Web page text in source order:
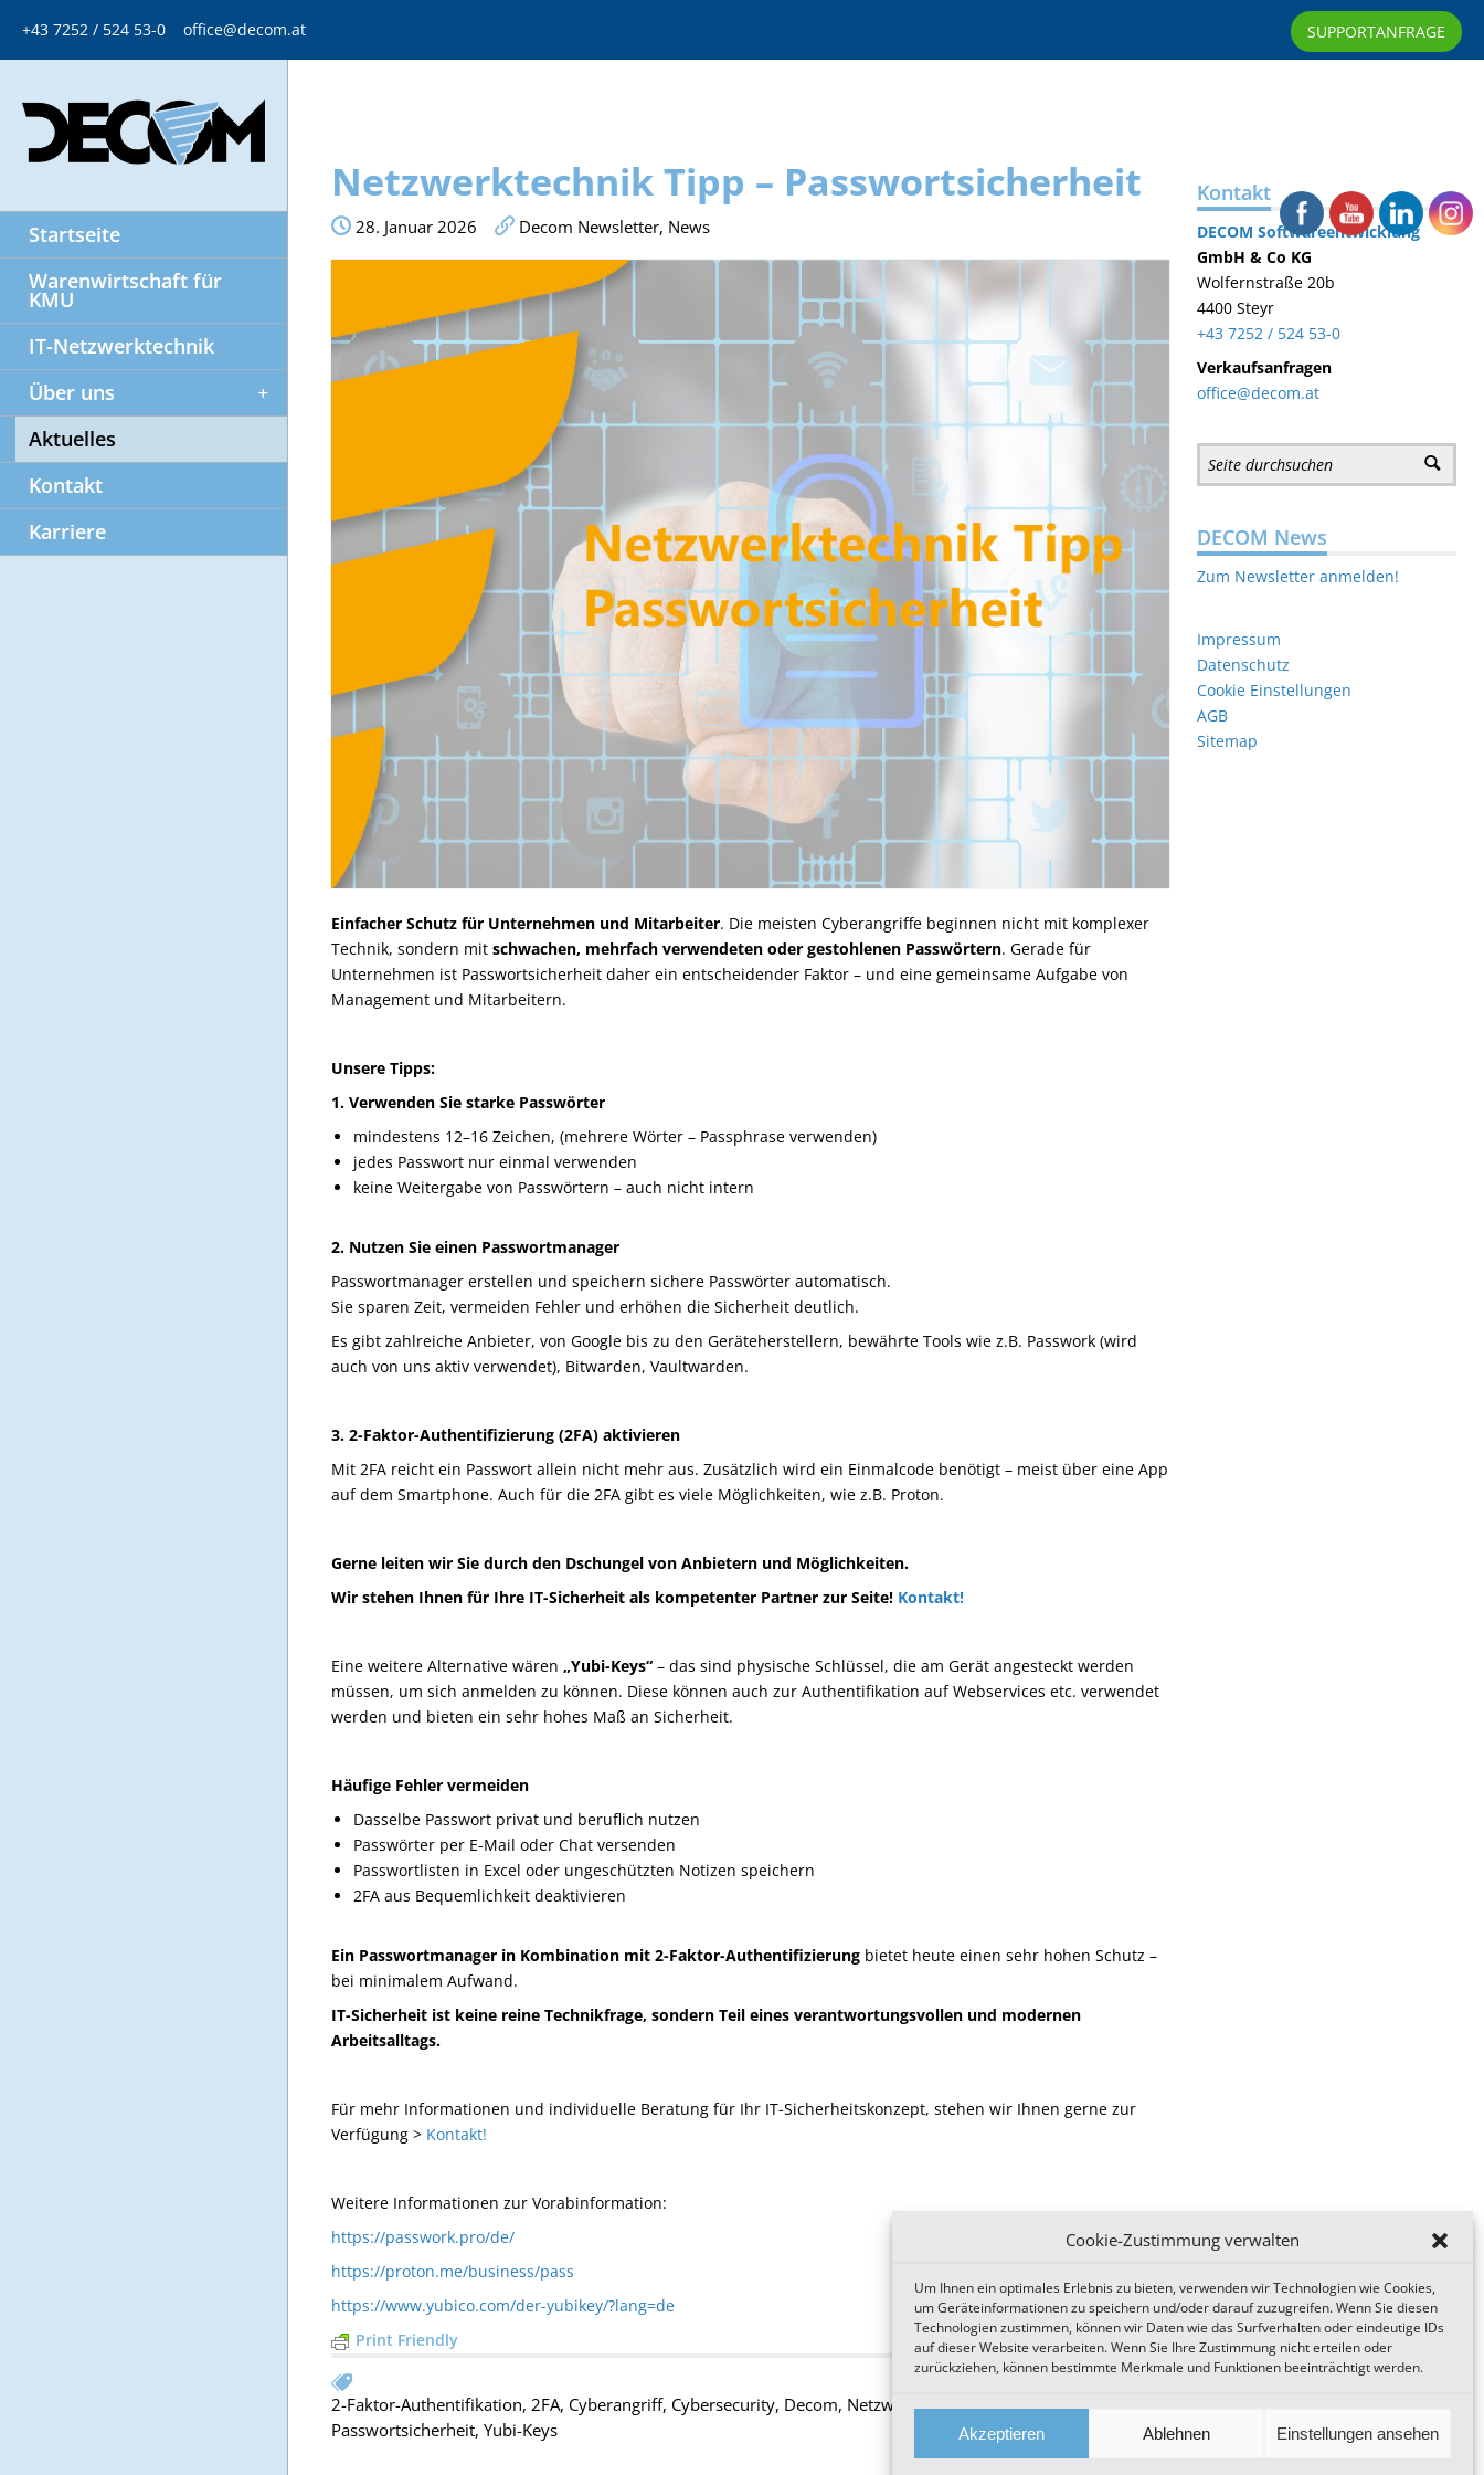
Cookie-Zustimmung verwalten
Um Ihnen ein optimales Erlebnis zu bieten, verwenden wir Technologien wie Cookies,
um Geräteinformationen zu speichern und/oder darauf zuzugreifen. Wenn Sie diesen
Technologien zustimmen, können wir Daten wie das Surfverhalten oder eindeutige IDs
auf dieser Website verarbeiten. Wenn Sie Ihre Zustimmung nicht erteilen oder
zurückziehen, können bestimmte Merkmale und Funktionen beeinträchtigt werden.
Akzeptieren Ablehnen Einstellungen ansehen
+43 7252 / 524 53-0 office@decom.at SUPPORTANFRAGE
Startseite
Warenwirtschaft für
KMU
IT-Netzwerktechnik
Über uns
Aktuelles
Kontakt
Karriere
Netzwerktechnik Tipp – Passwortsicherheit
28. Januar 2026 Decom Newsletter, News
Einfacher Schutz für Unternehmen und Mitarbeiter. Die meisten Cyberangriffe beginnen nicht mit komplexer
Technik, sondern mit schwachen, mehrfach verwendeten oder gestohlenen Passwörtern. Gerade für
Unternehmen ist Passwortsicherheit daher ein entscheidender Faktor – und eine gemeinsame Aufgabe von
Management und Mitarbeitern.
Unsere Tipps:
1. Verwenden Sie starke Passwörter
mindestens 12–16 Zeichen, (mehrere Wörter – Passphrase verwenden)
jedes Passwort nur einmal verwenden
keine Weitergabe von Passwörtern – auch nicht intern
2. Nutzen Sie einen Passwortmanager
Passwortmanager erstellen und speichern sichere Passwörter automatisch.
Sie sparen Zeit, vermeiden Fehler und erhöhen die Sicherheit deutlich.
Es gibt zahlreiche Anbieter, von Google bis zu den Geräteherstellern, bewährte Tools wie z.B. Passwork (wird
auch von uns aktiv verwendet), Bitwarden, Vaultwarden.
3. 2-Faktor-Authentifizierung (2FA) aktivieren
Mit 2FA reicht ein Passwort allein nicht mehr aus. Zusätzlich wird ein Einmalcode benötigt – meist über eine App
auf dem Smartphone. Auch für die 2FA gibt es viele Möglichkeiten, wie z.B. Proton.
Gerne leiten wir Sie durch den Dschungel von Anbietern und Möglichkeiten.
Wir stehen Ihnen für Ihre IT-Sicherheit als kompetenter Partner zur Seite! Kontakt!
Eine weitere Alternative wären „Yubi-Keys“ – das sind physische Schlüssel, die am Gerät angesteckt werden
müssen, um sich anmelden zu können. Diese können auch zur Authentifikation auf Webservices etc. verwendet
werden und bieten ein sehr hohes Maß an Sicherheit.
Häufige Fehler vermeiden
Dasselbe Passwort privat und beruflich nutzen
Passwörter per E-Mail oder Chat versenden
Passwortlisten in Excel oder ungeschützten Notizen speichern
2FA aus Bequemlichkeit deaktivieren
Ein Passwortmanager in Kombination mit 2-Faktor-Authentifizierung bietet heute einen sehr hohen Schutz –
bei minimalem Aufwand.
IT-Sicherheit ist keine reine Technikfrage, sondern Teil eines verantwortungsvollen und modernen
Arbeitsalltags.
Für mehr Informationen und individuelle Beratung für Ihr IT-Sicherheitskonzept, stehen wir Ihnen gerne zur
Verfügung > Kontakt!
Weitere Informationen zur Vorabinformation:
https://passwork.pro/de/
https://proton.me/business/pass
https://www.yubico.com/der-yubikey/?lang=de
Print Friendly
2-Faktor-Authentifikation, 2FA, Cyberangriff, Cybersecurity, Decom, Netzwerktechnik,Passwortmanager
Passwortsicherheit, Yubi-Keys
Zu den News
Kontakt
DECOM Softwareentwicklung
GmbH & Co KG
Wolfernstraße 20b
4400 Steyr
+43 7252 / 524 53-0
Verkaufsanfragen
office@decom.at
DECOM News
Zum Newsletter anmelden!
Impressum
Datenschutz
Cookie Einstellungen
AGB
Sitemap